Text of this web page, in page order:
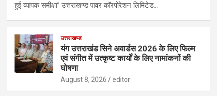
हुई व्यापक समीक्षा” उत्तराखण्ड पावर कॉरपोरेशन लिमिटेड…
उत्तराखण्ड
यंग उत्तराखंड सिने अवार्डस 2026 के लिए फिल्म
एवं संगीत में उत्कृष्ट कार्यों के लिए नामांकनों की
घोषणा
August 8, 2026 editor